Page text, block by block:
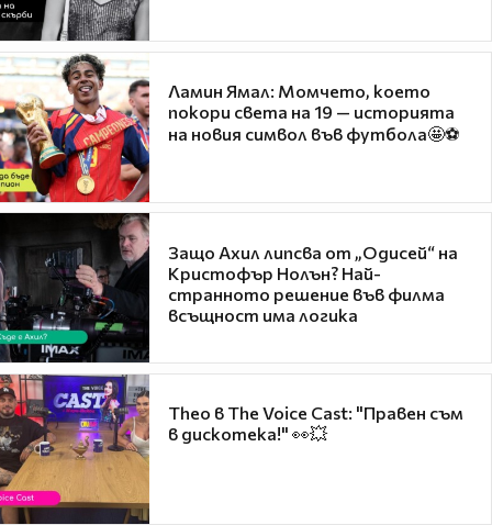
Ламин Ямал: Момчето, което
покори света на 19 — историята
на новия символ във футбола🤩⚽
Защо Ахил липсва от „Одисей“ на
Кристофър Нолън? Най-
странното решение във филма
всъщност има логика
Theo в The Voice Cast: "Правен съм
в дискотека!" 👀💥